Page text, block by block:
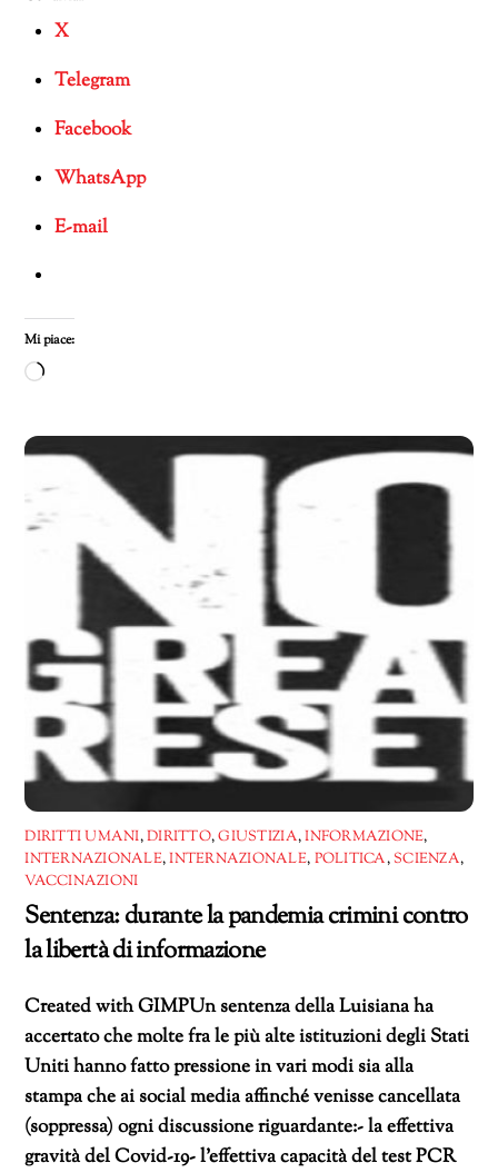
X
Telegram
Facebook
WhatsApp
E-mail
Mi piace:
Caricamento
corso…
DIRITTI UMANI,DIRITTO,GIUSTIZIA,INFORMAZIONE,
INTERNAZIONALE,INTERNAZIONALE, POLITICA,SCIENZA,
VACCINAZIONI
Sentenza: durante la pandemia crimini contro
la libertà di informazione
Created with GIMPUn sentenza della Luisiana ha
accertato che molte fra le più alte istituzioni degli Stati
Uniti hanno fatto pressione in vari modi sia alla
stampa che ai social media affinché venisse cancellata
(soppressa) ogni discussione riguardante:- la effettiva
gravità del Covid-19- l’effettiva capacità del test PCR